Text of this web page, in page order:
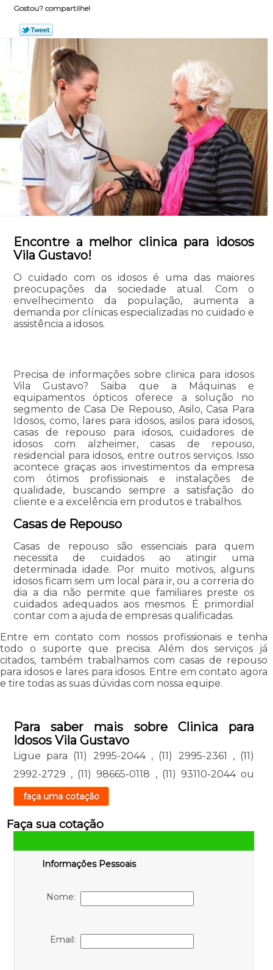
Gostou? compartilhe!
Encontre a melhor clinica para idosos
Vila Gustavo!
O cuidado com os idosos é uma das maiores
preocupações da sociedade atual. Com o
envelhecimento da população, aumenta a
demanda por clínicas especializadas no cuidado e
assistência a idosos.
Precisa de informações sobre clinica para idosos
Vila Gustavo? Saiba que a Máquinas e
equipamentos ópticos oferece a solução no
segmento de Casa De Repouso, Asilo, Casa Para
Idosos, como, lares para idosos, asilos para idosos,
casas de repouso para idosos, cuidadores de
idosos com alzheimer, casas de repouso,
residencial para idosos, entre outros serviços. Isso
acontece graças aos investimentos da empresa
com ótimos profissionais e instalações de
qualidade, buscando sempre a satisfação do
cliente e a excelência em produtos e trabalhos.
Casas de Repouso
Casas de repouso são essenciais para quem
necessita de cuidados ao atingir uma
determinada idade. Por muito motivos, alguns
idosos ficam sem um local para ir, ou a correria do
dia a dia não permite que familiares preste os
cuidados adequados aos mesmos. É primordial
contar com a ajuda de empresas qualificadas.
Entre em contato com nossos profissionais e tenha
todo o suporte que precisa. Além dos serviços já
citados, também trabalhamos com casas de repouso
para idosos e lares para idosos. Entre em contato agora
e tire todas as suas dúvidas com nossa equipe.
Para saber mais sobre Clinica para
Idosos Vila Gustavo
Ligue para (11) 2995-2044 , (11) 2995-2361 , (11)
2992-2729 , (11) 98665-0118 , (11) 93110-2044 ou
faça uma cotação
Faça sua cotação
Informações Pessoais
Nome:
Email: